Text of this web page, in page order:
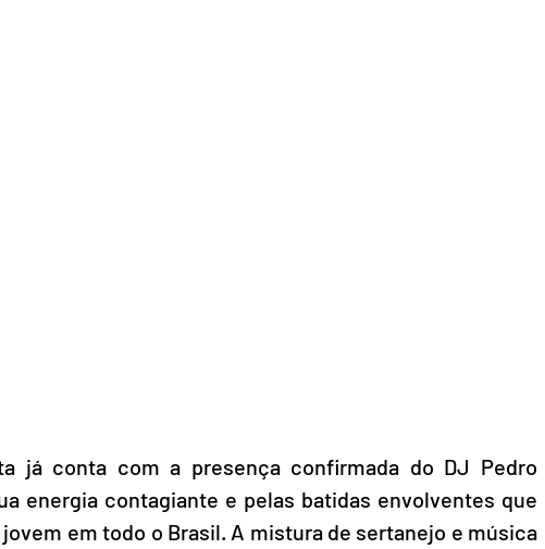
já conta com a presença confirmada do DJ Pedro
energia contagiante e pelas batidas envolventes que
em todo o Brasil. A mistura de sertanejo e música